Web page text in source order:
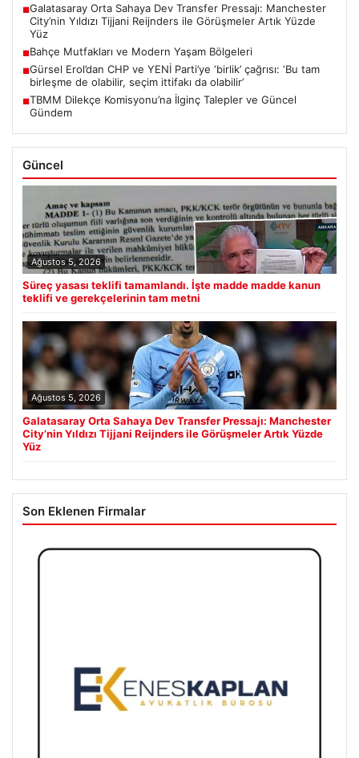
■Galatasaray Orta Sahaya Dev Transfer Pressajı: Manchester
City’nin Yıldızı Tijjani Reijnders ile Görüşmeler Artık Yüzde
Yüz
■Bahçe Mutfakları ve Modern Yaşam Bölgeleri
■Gürsel Erol’dan CHP ve YENİ Parti’ye ‘birlik’ çağrısı: ‘Bu tam
birleşme de olabilir, seçim ittifakı da olabilir’
■TBMM Dilekçe Komisyonu’na İlginç Talepler ve Güncel
Gündem
Güncel
Ağustos 5, 2026
Süreç yasası teklifi tamamlandı. İşte madde madde kanun
teklifi ve gerekçelerinin tam metni
Ağustos 5, 2026
Galatasaray Orta Sahaya Dev Transfer Pressajı: Manchester
City’nin Yıldızı Tijjani Reijnders ile Görüşmeler Artık Yüzde
Yüz
Son Eklenen Firmalar